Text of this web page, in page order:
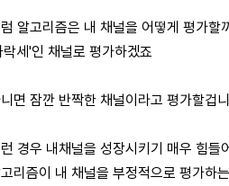
알고리즘은 내 채널을 어떻게 평가할
락세'인 채널로 평가하겠죠
면 잠깐 반짝한 채널이라고 평가할겁
경우 내채널을 성장시키기 매우 힘들
리즘이 내 채널을 부정적으로 평가하